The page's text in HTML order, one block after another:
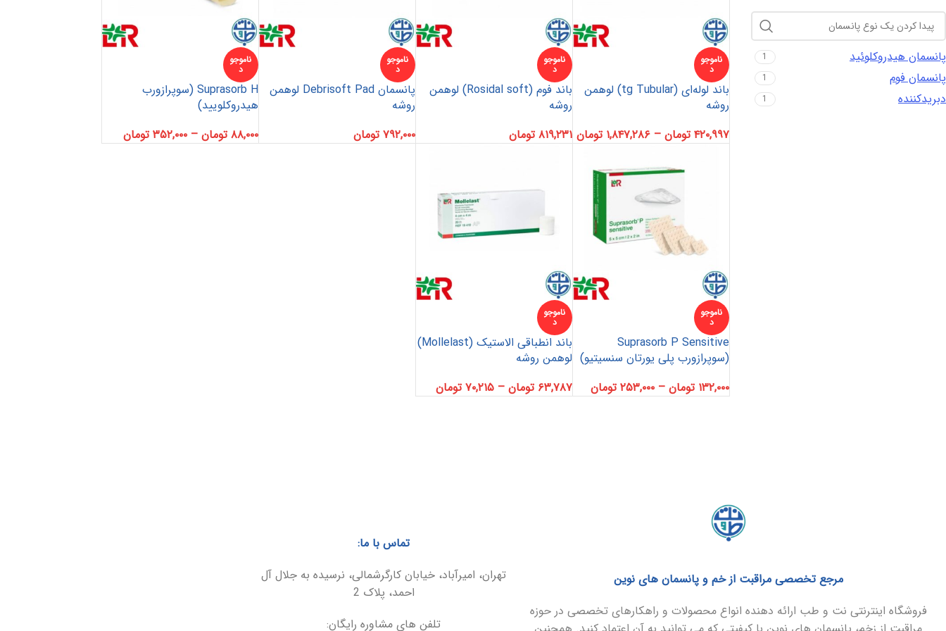
پانسمان آلژینات آنتی باکتریال هیدروژل پانسمان فوم رفع اسکار شستشوی زخم
کرم و پمادها چسب حصیری پرکننده پانسمان کلاژن
پانسمان هیدروکلوئید 1
پانسمان فوم 1
دبریدکننده 1
ناموجو
د
باند لوله‌ای (tg Tubular) لوهمن
روشه
۴۲۰,۹۹۷ تومان – ۱,۸۴۷,۲۸۶ تومان
ناموجو
د
باند فوم (Rosidal soft) لوهمن
روشه
۸۱۹,۲۳۱ تومان
ناموجو
د
پانسمان Debrisoft Pad لوهمن
روشه
۷۹۲,۰۰۰ تومان
ناموجو
د
Suprasorb H (سوپرازورب
هیدروکلویید)
۸۸,۰۰۰ تومان – ۳۵۲,۰۰۰ تومان
ناموجو
د
Suprasorb P Sensitive
(سوپرازورب پلی یورتان سنسیتیو)
۱۳۲,۰۰۰ تومان – ۲۵۳,۰۰۰ تومان
ناموجو
د
باند انطباقی الاستیک (Mollelast)
لوهمن روشه
۶۳,۷۸۷ تومان – ۷۰,۲۱۵ تومان
مرجع تخصصی مراقبت از خم و پانسمان های نوین
فروشگاه اینترنتی نت و طب ارائه دهنده انواع محصولات و راهکارهای تخصصی در حوزه
تماس با ما:
تهران، امیرآباد، خیابان کارگرشمالی، نرسیده به جلال آل
احمد، پلاک 2
تلفن های مشاوره رایگان: